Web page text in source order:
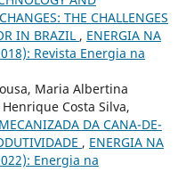
THE CHALLENGES
IN BRAZIL , ENERGIA NA
Revista Energia na
Maria Albertina
Costa Silva,
DA CANA-DE-
, ENERGIA NA
Energia na